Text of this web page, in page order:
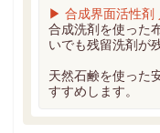
▶ 合成界面活性剤
合成洗剤を使った
いでも残留洗剤が
天然石鹸を使った
すすめします。